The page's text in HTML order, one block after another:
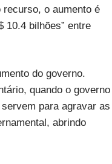
recurso, o aumento é
10.4 bilhões” entre
do governo.
quando o governo
para agravar as
abrindo